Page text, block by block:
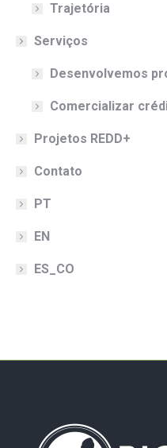
Trajetória
Serviços
Desenvolvemos
Comercializar
Projetos REDD+
Contato
PT
EN
ES_CO